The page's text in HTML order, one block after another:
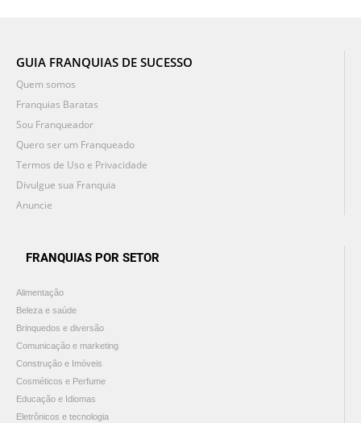
GUIA FRANQUIAS DE SUCESSO
Quem somos
Franquias Baratas
Sou Franqueador
Quero ser um Franqueado
Termos de Uso e Privacidade
Divulgue sua Franquia
Anuncie
FRANQUIAS POR SETOR
Alimentação
Beleza e saúde
Brinquedos e diversão
Comunicação e marketing
Construção e Imóveis
Cosméticos e Perfume
Educação e Idiomas
Eletrônicos e tecnologia